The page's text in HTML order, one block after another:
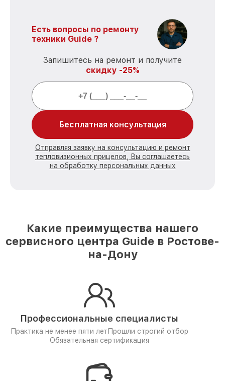
Есть вопросы по ремонту
техники Guide ?
Запишитесь на ремонт и получите
скидку -25%
Бесплатная консультация
Отправляя заявку на консультацию и ремонт
тепловизионных прицелов, Вы соглашаетесь
на обработку персональных данных
Какие преимущества нашего
сервисного центра Guide в Ростове-
на-Дону
Профессиональные специалисты
Практика не менее пяти лет Прошли строгий отбор
Обязательная сертификация